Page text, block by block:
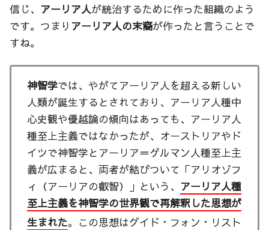
信じ、 アーリア人が統治するために作った組織のよう
です。つまり アーリア人の末裔が作ったと言うことで
すね。
神智学では、やがてアーリア人を超える新しい
人類が誕生するとされており、アーリア人種中
心史観や優越論の傾向はあっても、アーリア人
種至上主義ではなかったが、オーストリアやド
イツで神智学とアーリア＝ゲルマン人種至上主
義が広まると、両者が結びついて「アリオゾフ
ィ（アーリアの叡智）」という、 アーリア人種
至上主義を神智学の世界観で再解釈した思想が
生まれた。この思想はグイド・フォン・リスト